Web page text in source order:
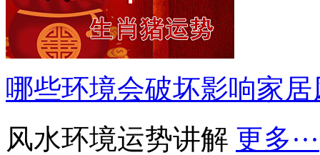
哪些环境会破坏影响家居
风水环境运势讲解 更多···